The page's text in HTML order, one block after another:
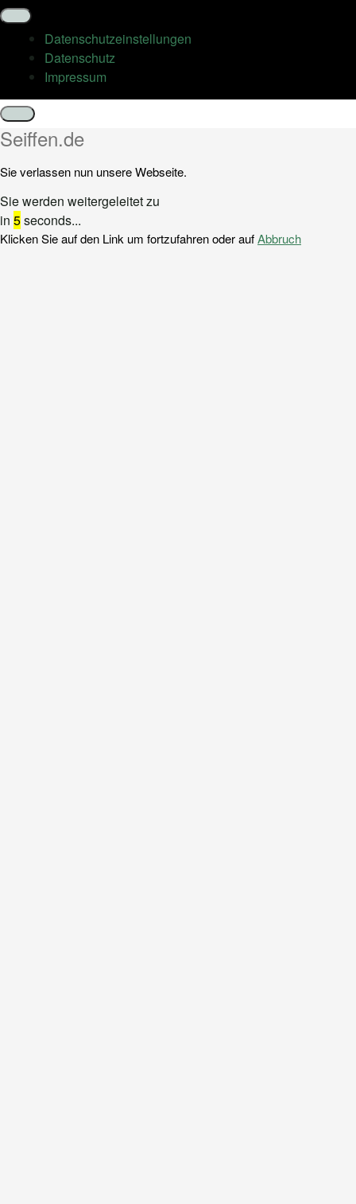
Datenschutz­einstellungen
Datenschutz
Impressum
Schließen
Seiffen.de
Sie verlassen nun unsere Webseite.
Sie werden weitergeleitet zu
in 5seconds...
Klicken Sie auf den Link um fortzufahren oder aufAbbruch